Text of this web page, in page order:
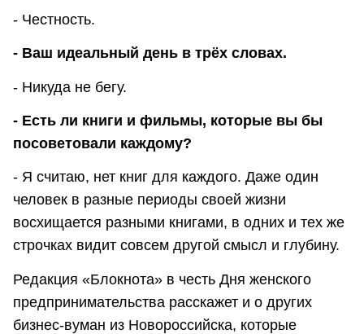
- Честность.
- Ваш идеальный день в трёх словах.
- Никуда не бегу.
- Есть ли книги и фильмы, которые вы бы
посоветовали каждому?
- Я считаю, нет книг для каждого. Даже один
человек в разные периоды своей жизни
восхищается разными книгами, в одних и тех же
строчках видит совсем другой смысл и глубину.
Редакция «Блокнота» в честь Дня женского
предпринимательства расскажет и о других
бизнес-вуман из Новороссийска, которые